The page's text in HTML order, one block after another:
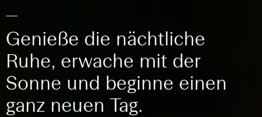
Genieße die nächtliche
Ruhe, erwache mit der
Sonne und beginne einen
ganz neuen Tag.